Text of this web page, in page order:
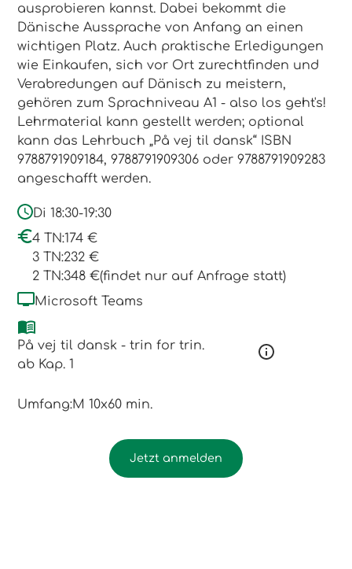
ausprobieren kannst. Dabei bekommt die
Dänische Aussprache von Anfang an einen
wichtigen Platz. Auch praktische Erledigungen
wie Einkaufen, sich vor Ort zurechtfinden und
Verabredungen auf Dänisch zu meistern,
gehören zum Sprachniveau A1 - also los geht's!
Lehrmaterial kann gestellt werden; optional
kann das Lehrbuch „På vej til dansk“ ISBN
9788791909184, 9788791909306 oder 9788791909283
angeschafft werden.
Di 18:30-19:30
4 TN:174 €
3 TN:232 €
2 TN:348 €(findet nur auf Anfrage statt)
Microsoft Teams
På vej til dansk - trin for trin.
ab Kap. 1
Umfang:M 10x60 min.
Jetzt anmelden